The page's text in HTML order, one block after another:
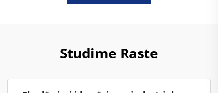
Studime Raste